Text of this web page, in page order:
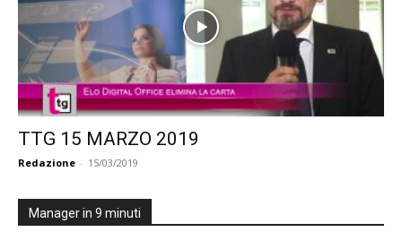
TTG 15 MARZO 2019
Redazione - 15/03/2019
Manager in 9 minuti